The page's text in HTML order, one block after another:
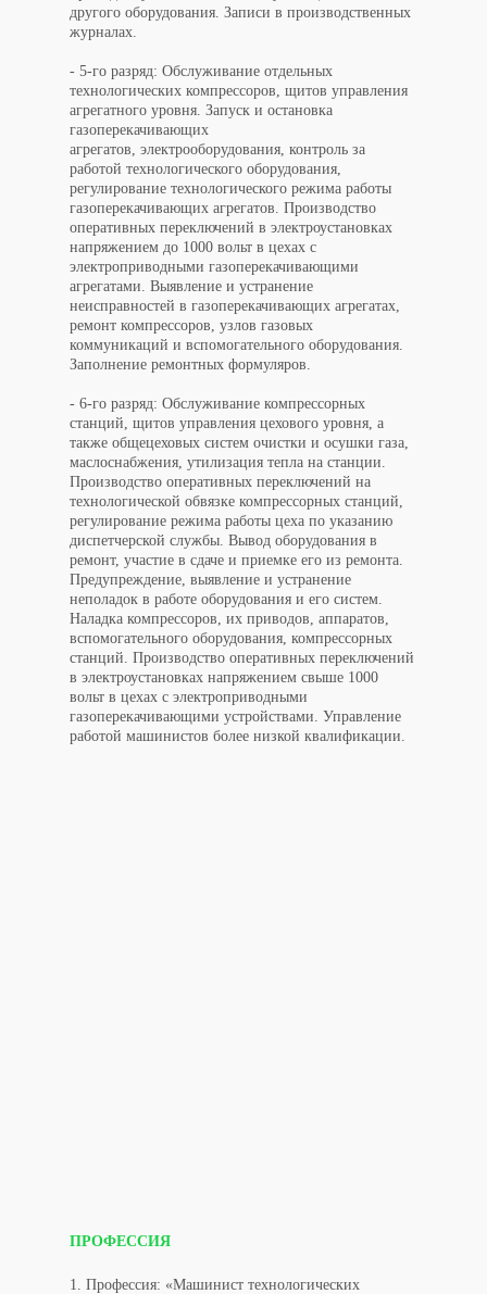
другого оборудования. Записи в производственных
журналах.
- 5-го разряд: Обслуживание отдельных
технологических компрессоров, щитов управления
агрегатного уровня. Запуск и остановка
газоперекачивающих
агрегатов, электрооборудования, контроль за
работой технологического оборудования,
регулирование технологического режима работы
газоперекачивающих агрегатов. Производство
оперативных переключений в электроустановках
напряжением до 1000 вольт в цехах с
электроприводными газоперекачивающими
агрегатами. Выявление и устранение
неисправностей в газоперекачивающих агрегатах,
ремонт компрессоров, узлов газовых
коммуникаций и вспомогательного оборудования.
Заполнение ремонтных формуляров.
- 6-го разряд: Обслуживание компрессорных
станций, щитов управления цехового уровня, а
также общецеховых систем очистки и осушки газа,
маслоснабжения, утилизация тепла на станции.
Производство оперативных переключений на
технологической обвязке компрессорных станций,
регулирование режима работы цеха по указанию
диспетчерской службы. Вывод оборудования в
ремонт, участие в сдаче и приемке его из ремонта.
Предупреждение, выявление и устранение
неполадок в работе оборудования и его систем.
Наладка компрессоров, их приводов, аппаратов,
вспомогательного оборудования, компрессорных
станций. Производство оперативных переключений
в электроустановках напряжением свыше 1000
вольт в цехах с электроприводными
газоперекачивающими устройствами. Управление
работой машинистов более низкой квалификации.
ПРОФЕССИЯ
1. Профессия: «Машинист технологических